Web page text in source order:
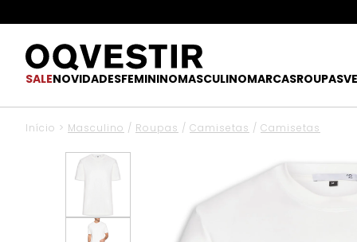
SALENOVIDADESFEMININOMASCULINOMARCASROUPAS
Início > Masculino / Roupas / Camisetas / Camisetas